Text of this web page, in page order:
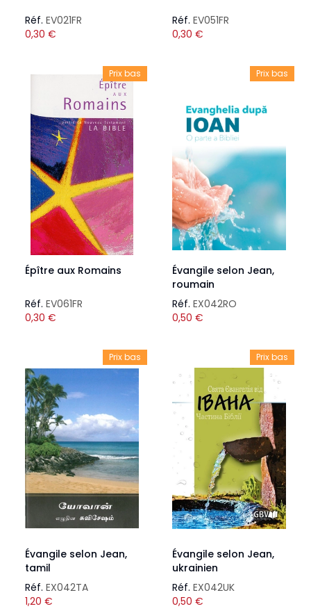
Réf. EV021FR
0,30 €
Réf. EV051FR
0,30 €
Prix bas
Épître aux Romains
Réf. EV061FR
0,30 €
Prix bas
Évangile selon Jean,
roumain
Réf. EX042RO
0,50 €
Prix bas
Évangile selon Jean,
tamil
Réf. EX042TA
1,20 €
Prix bas
Évangile selon Jean,
ukrainien
Réf. EX042UK
0,50 €